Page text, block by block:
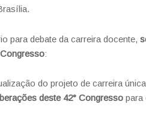
para debate da carreira docente,
:
do projeto de carreira
deste 42° Congresso para